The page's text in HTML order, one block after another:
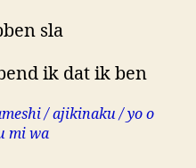
sla
dat ik ben
/ ajikinaku / yo o
mi wa